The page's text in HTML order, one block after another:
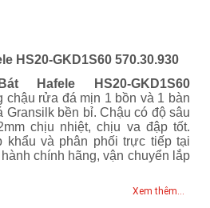
HS20-GKD1S60 570.30.930
HS20-GKD1S60
chậu rửa đá mịn 1 bồn và 1 bàn
bền bỉ. Chậu có độ sâu
chịu nhiệt, chịu va đập tốt.
khẩu và phân phối trực tiếp tại
chính hãng, vận chuyển lắp
Xem thêm...